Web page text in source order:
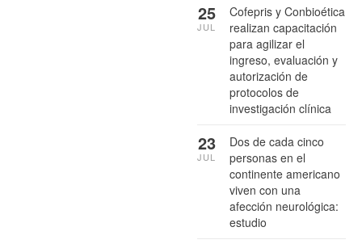
Cofepris y Conbioética
realizan capacitación
para agilizar el
ingreso, evaluación y
autorización de
protocolos de
investigación clínica
25
JUL
Dos de cada cinco
personas en el
continente americano
viven con una
afección neurológica:
estudio
23
JUL